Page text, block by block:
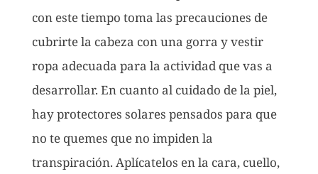
con este tiempo toma las precauciones de
cubrirte la cabeza con una gorra y vestir
ropa adecuada para la actividad que vas a
desarrollar. En cuanto al cuidado de la piel,
hay protectores solares pensados para que
no te quemes que no impiden la
transpiración. Aplícatelos en la cara, cuello,